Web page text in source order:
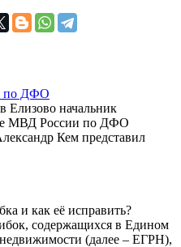
по ДФО
Елизово начальник
МВД России по ДФО
Кем представил
и как её исправить?
содержащихся в Едином
недвижимости (далее – ЕГРН),